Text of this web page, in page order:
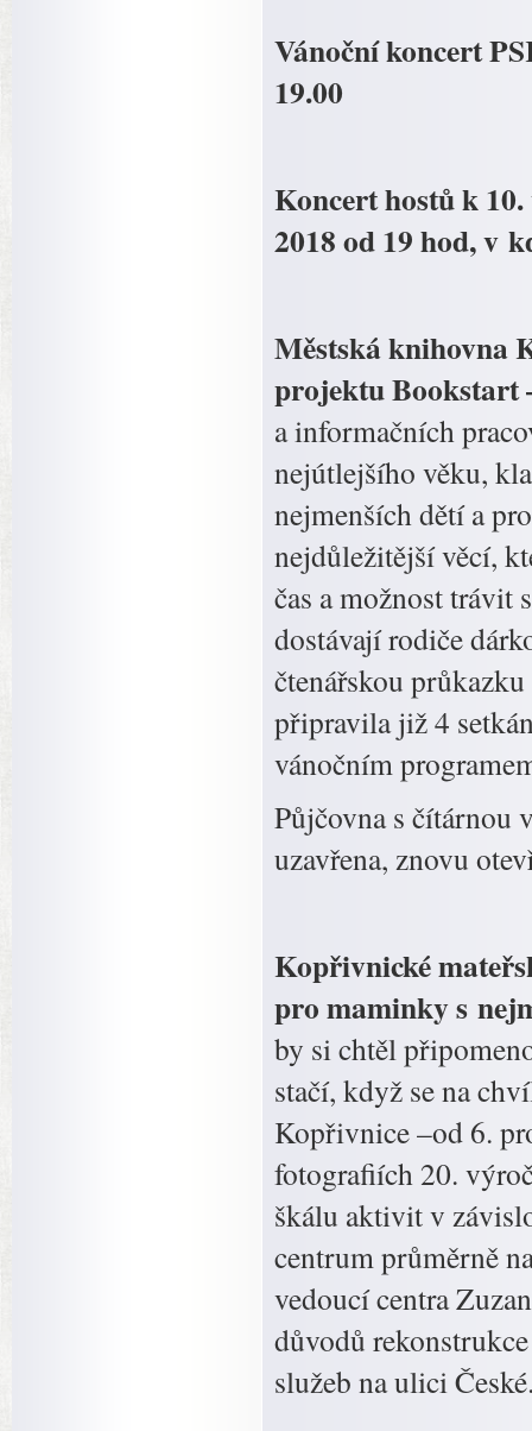
Vánoční koncert
19.00
Koncert hostů k
2018 od 19 hod, v
Městská knihovna
projektu Bookstart
a informačních
nejútlejšího věku,
nejmenších dětí a
nejdůležitější věcí,
čas a možnost
dostávají rodiče
čtenářskou
připravila již 4
vánočním
Půjčovna s čítárnou
uzavřena, znovu
Kopřivnické
pro maminky s
by si chtěl
stačí, když se na
Kopřivnice –od 6.
fotografiích 20.
škálu aktivit v
centrum průměrně
vedoucí centra
důvodů
služeb na ulici